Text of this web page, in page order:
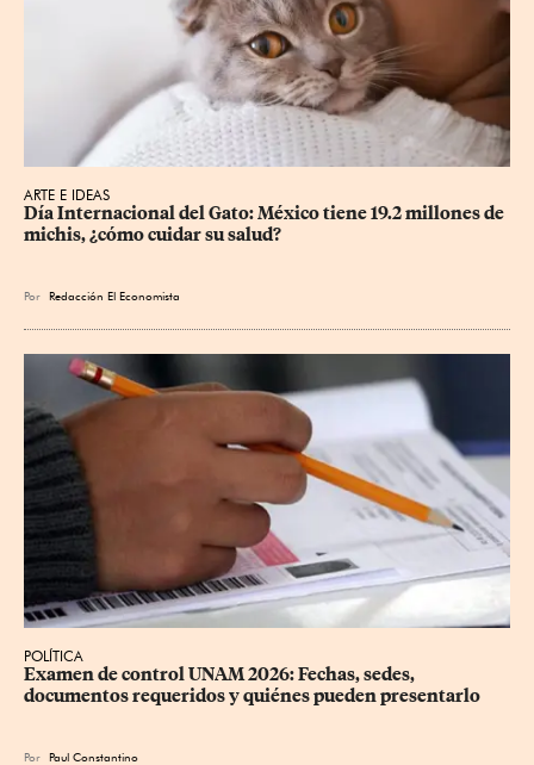
ARTE E IDEAS
Día Internacional del Gato: México tiene 19.2 millones de
michis, ¿cómo cuidar su salud?
Por Redacción El Economista
POLÍTICA
Examen de control UNAM 2026: Fechas, sedes,
documentos requeridos y quiénes pueden presentarlo
Por Paul Constantino